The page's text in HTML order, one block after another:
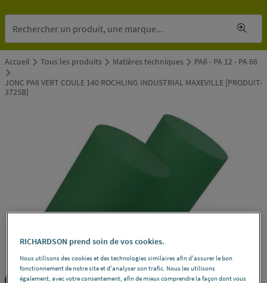
Accueil Tous les produits Matières techniques
PA6 - PA 12 - PA 66
JONC PA6 VERT COULE 140 ROCHLING INDUSTRIAL MAXEVILLE [PRODUIT-
372SB]
RICHARDSON prend soin de vos cookies.
Nous utilisons des cookies et des technologies similaires afin d'assurer le bon
fonctionnement de notre site et d'analyser son trafic. Nous les utilisons
également, avec votre consentement, afin de mieux comprendre la façon dont vous